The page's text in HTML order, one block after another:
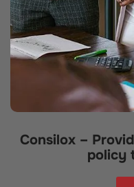
Consilox –
policy